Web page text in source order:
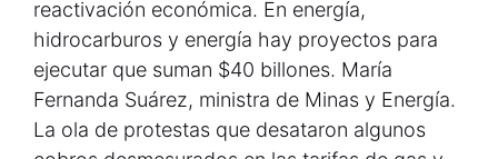
reactivación económica. En energía,
hidrocarburos y energía hay proyectos para
ejecutar que suman $40 billones. María
Fernanda Suárez, ministra de Minas y Energía.
La ola de protestas que desataron algunos